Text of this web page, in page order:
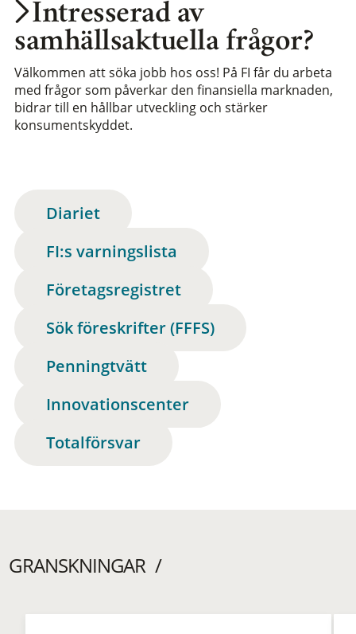
Intresserad av
samhällsaktuella frågor?
Välkommen att söka jobb hos oss! På FI får du arbeta
med frågor som påverkar den finansiella marknaden,
bidrar till en hållbar utveckling och stärker
konsumentskyddet.
Diariet
FI:s varningslista
Företagsregistret
Sök föreskrifter (FFFS)
Penningtvätt
Innovationscenter
Totalförsvar
GRANSKNINGAR